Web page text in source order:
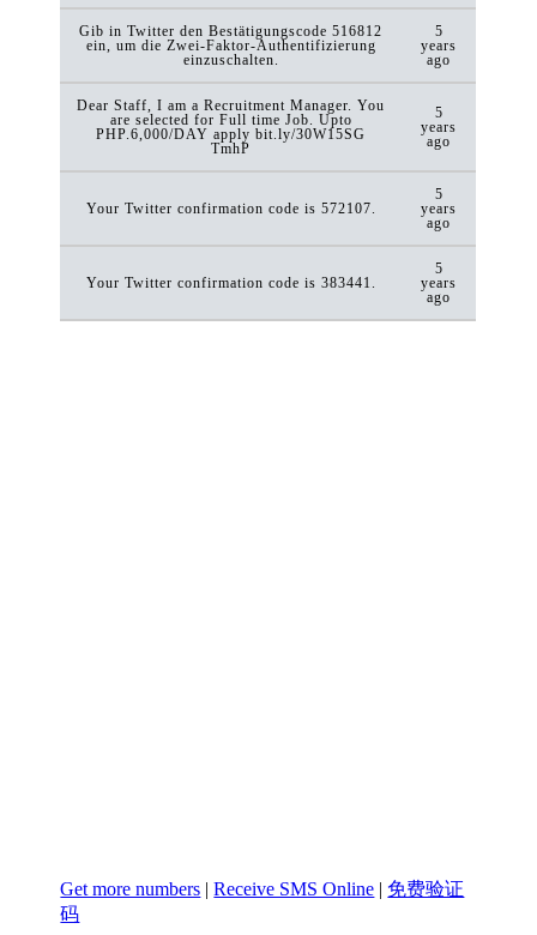
Gib in Twitter den Bestätigungscode 516812
ein, um die Zwei-Faktor-Authentifizierung
einzuschalten.
5
years
ago
Dear Staff, I am a Recruitment Manager. You
are selected for Full time Job. Upto
PHP.6,000/DAY apply bit.ly/30W15SG
TmhP
5
years
ago
Your Twitter confirmation code is 572107.
5
years
ago
Your Twitter confirmation code is 383441.
5
years
ago
Get more numbers |Receive SMS Online | 免费验证
码